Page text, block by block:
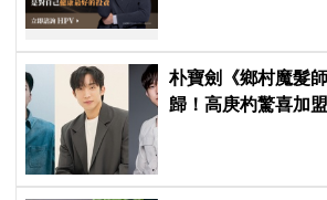
朴寶劍《鄉村魔髮
歸！高庚杓驚喜加